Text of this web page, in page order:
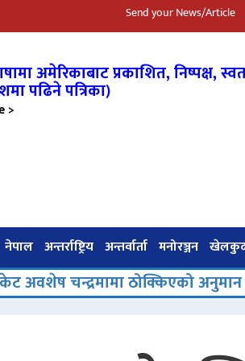
Send your News/Article
अमेरिकाबाट प्रकाशित, निष्पक्ष,
पढिने पत्रिका)
>
नेपाल अन्तर्राष्ट्रिय अन्तर्वार्ता मनोरञ्जन
ठोक्किएको अनुमान | आधा